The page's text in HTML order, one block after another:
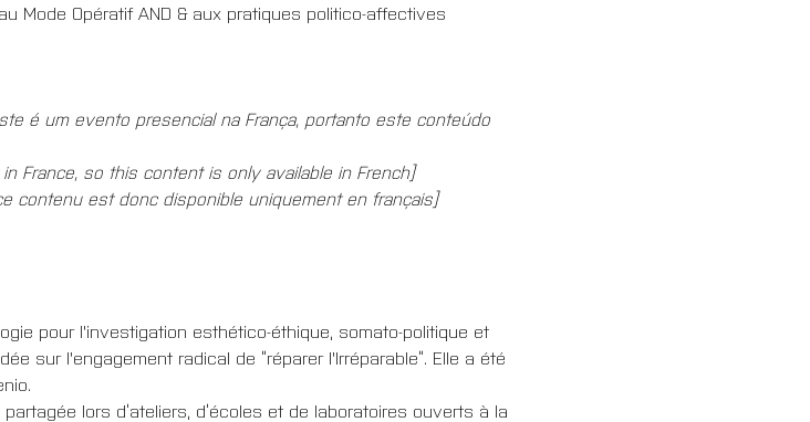
Mode Opératif AND & aux pratiques politico-affectives
é um evento presencial na França, portanto este conteúdo
France, so this content is only available in French]
contenu est donc disponible uniquement en français]
pour l'investigation esthético-éthique, somato-politique et
sur l'engagement radical de “réparer l'Irréparable”. Elle a été
lors d’ateliers, d’écoles et de laboratoires ouverts à la